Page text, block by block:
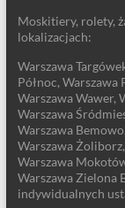
Moskitiery, rolety,
lokalizacjach:
Warszawa
Północ, Warszawa
Warszawa Wawer,
Warszawa
Warszawa
Warszawa
Warszawa
Warszawa Zielona
indywidualnych